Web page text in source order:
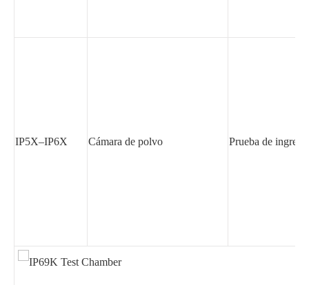
IP5X–IP6X Cámara de polvo Prueba de